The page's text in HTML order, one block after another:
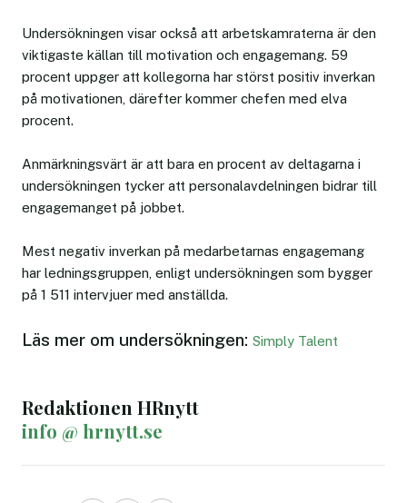
Undersökningen visar också att arbetskamraterna är den
viktigaste källan till motivation och engagemang. 59
procent uppger att kollegorna har störst positiv inverkan
på motivationen, därefter kommer chefen med elva
procent.
Anmärkningsvärt är att bara en procent av deltagarna i
undersökningen tycker att personalavdelningen bidrar till
engagemanget på jobbet.
Mest negativ inverkan på medarbetarnas engagemang
har ledningsgruppen, enligt undersökningen som bygger
på 1 511 intervjuer med anställda.
Läs mer om undersökningen: Simply Talent
Redaktionen HRnytt
info @ hrnytt.se